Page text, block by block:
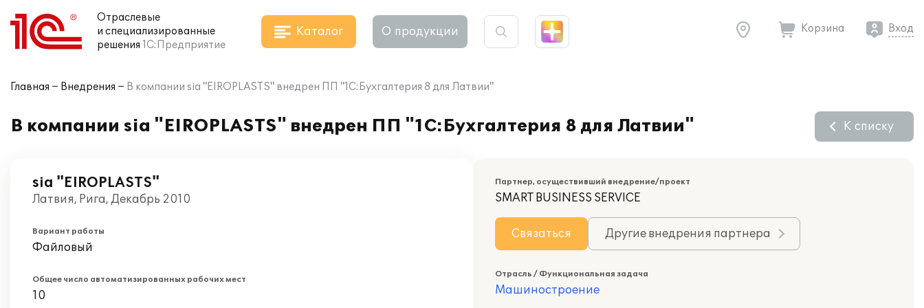
Отраслевые
и специализированные
решения 1С:Предприятие
Каталог О продукции Корзина Вход
Главная Внедрения В компании sia "EIROPLASTS" внедрен ПП "1С:Бухгалтерия 8 для Латвии"
В компании sia "EIROPLASTS" внедрен ПП "1С:Бухгалтерия 8 для Латвии" К списку
sia "EIROPLASTS"
Латвия, Рига, Декабрь 2010
Вариант работы
Файловый
Общее число автоматизированных рабочих мест
10
Партнер, осуществивший внедрение/проект
SMART BUSINESS SERVICE
Связаться Другие внедрения партнера
Отрасль / Функциональная задача
Машиностроение